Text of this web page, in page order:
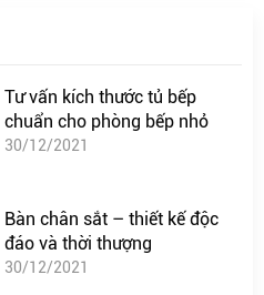
Tư vấn kích thước tủ bếp
chuẩn cho phòng bếp nhỏ
30/12/2021
Bàn chân sắt – thiết kế độc
đáo và thời thượng
30/12/2021